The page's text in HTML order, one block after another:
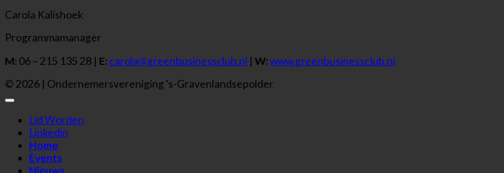
Carola Kalishoek
Programmamanager
M: 06 – 215 135 28 | E: carola@greenbusinessclub.nl | W:www.greenbusinessclub.nl
© 2026 | Ondernemersvereniging 's-Gravenlandsepolder
Lid Worden
Linkedin
Home
Events
Nieuws